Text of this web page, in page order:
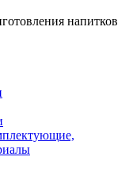
напитков